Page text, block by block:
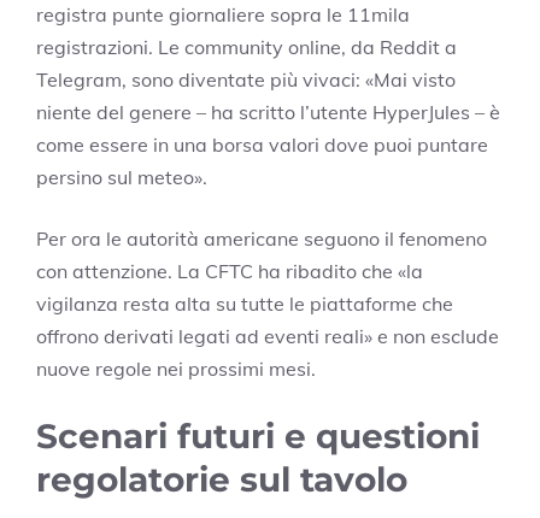
registra punte giornaliere sopra le 11mila
registrazioni. Le community online, da Reddit a
Telegram, sono diventate più vivaci: «Mai visto
niente del genere – ha scritto l’utente HyperJules – è
come essere in una borsa valori dove puoi puntare
persino sul meteo».
Per ora le autorità americane seguono il fenomeno
con attenzione. La CFTC ha ribadito che «la
vigilanza resta alta su tutte le piattaforme che
offrono derivati legati ad eventi reali» e non esclude
nuove regole nei prossimi mesi.
Scenari futuri e questioni
regolatorie sul tavolo